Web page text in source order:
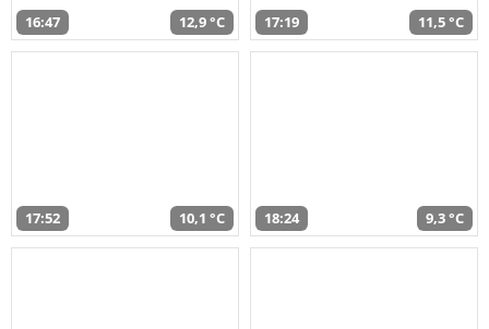
16:47 12,9 °C 17:19 11,5 °C
17:52 10,1 °C 18:24 9,3 °C